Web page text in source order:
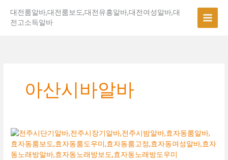
대전룸알바,대전룸보도,대전유흥알바,대전여성알바,대
전고소득알바
아산시바알바
대
전
룸